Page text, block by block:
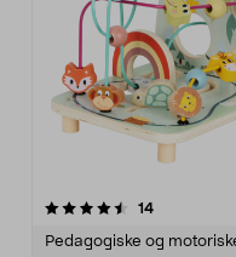
14anmeldelser
Pedagogiske og
4.5av 5 stjerner